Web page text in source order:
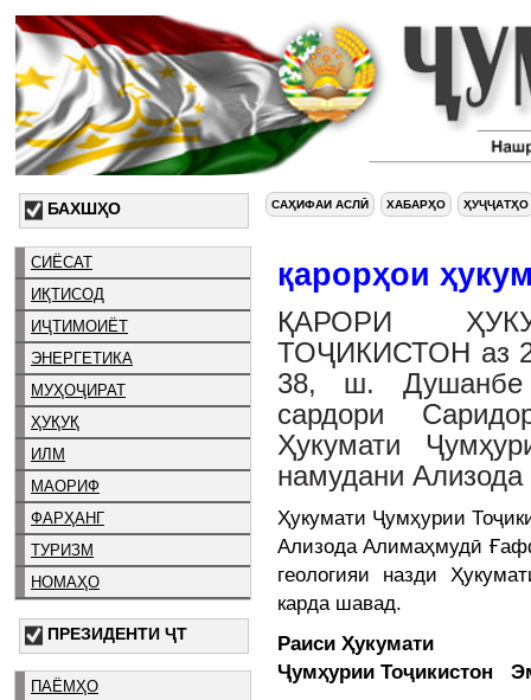
БАХШҲО
СИЁСАТ
ИҚТИСОД
ИҶТИМОИЁТ
ЭНЕРГЕТИКА
МУҲОҶИРАТ
ҲУҚУҚ
ИЛМ
МАОРИФ
ФАРҲАНГ
ТУРИЗМ
НОМАҲО
ПРЕЗИДЕНТИ ҶТ
ПАЁМҲО
САҲИФАИ АСЛӢ ХАБАРҲО ҲУҶҶАТҲО
қарорҳои
ҚАРОРИ
ТОҶИКИСТОН аз
38, ш. Душанбе
сардори
Ҳукумати
намудани
Ҳукумати Ҷумҳурии
Ализода Алимаҳмудӣ
геологияи назди
карда шавад.
Раиси Ҳукумати
Ҷумҳурии Тоҷикистон